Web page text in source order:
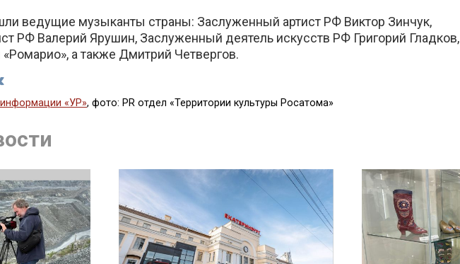
ведущие музыканты страны: Заслуженный артист РФ Виктор Зинчук,
РФ Валерий Ярушин, Заслуженный деятель искусств РФ Григорий Гладков,
а также Дмитрий Четвергов.
«УР», фото: PR отдел «Территории культуры Росатома»